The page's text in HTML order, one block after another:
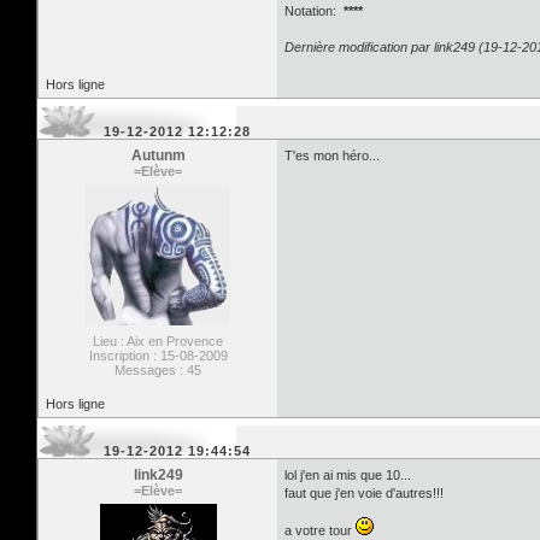
Notation: ****
Dernière modification par link249 (19-12-
Hors ligne
19-12-2012 12:12:28
Autunm
=Elève=
Lieu : Aix en Provence
Inscription : 15-08-2009
Messages : 45
T'es mon héro...
Hors ligne
19-12-2012 19:44:54
link249
=Elève=
lol j'en ai mis que 10...
faut que j'en voie d'autres!!!
a votre tour